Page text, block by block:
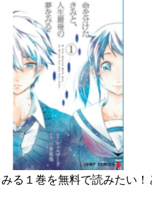
る１巻を無料で読みたい